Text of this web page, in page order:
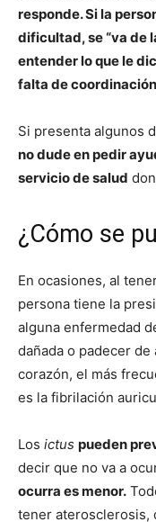
responde. Si la
dificultad, se “va de
entender lo que le
falta de
Si presenta algunos
no dude en pedir
servicio de salud
¿Cómo se
En ocasiones, al
persona tiene la
alguna enfermedad
dañada o padecer
corazón, el más
es la fibrilación
Los ictus pueden
decir que no va a
ocurra es menor.
tener aterosclerosis,